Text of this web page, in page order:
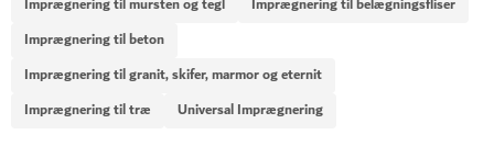
Imprægnering til beton
Imprægnering til granit, skifer, marmor og eternit
Imprægnering til træ
Universal Imprægnering